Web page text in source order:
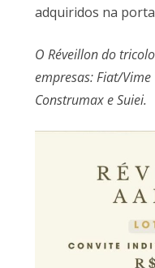
adquiridos na
O Réveillon do
empresas: Fiat/Vime
Construmax e Suiei.